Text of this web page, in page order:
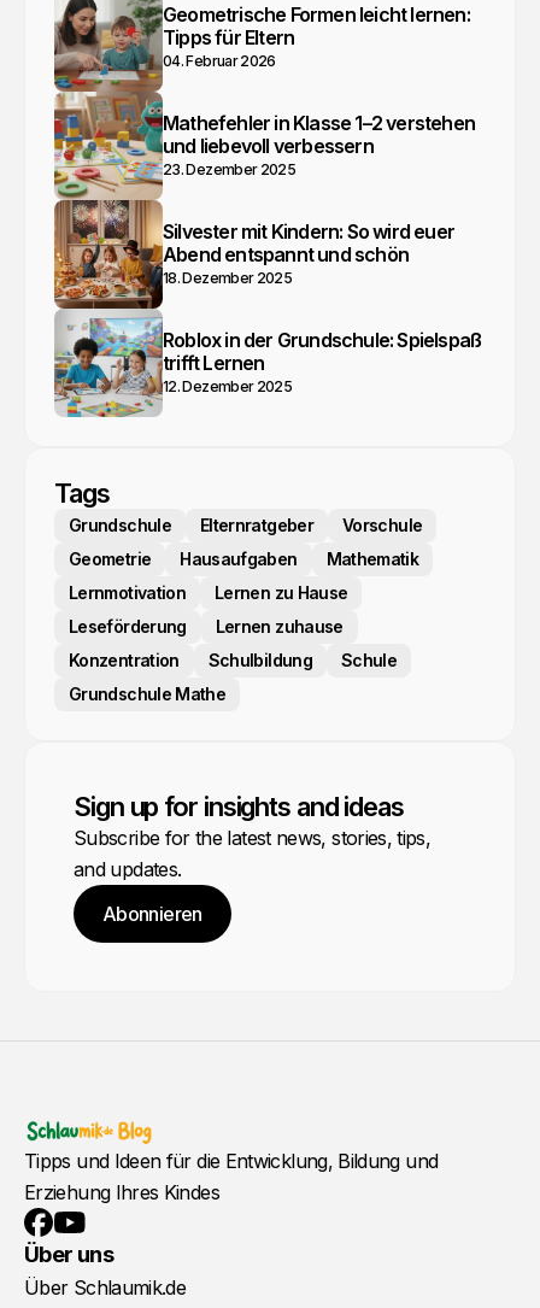
Geometrische Formen leicht lernen:
Tipps für Eltern
04. Februar 2026
Mathefehler in Klasse 1–2 verstehen
und liebevoll verbessern
23. Dezember 2025
Silvester mit Kindern: So wird euer
Abend entspannt und schön
18. Dezember 2025
Roblox in der Grundschule: Spielspaß
trifft Lernen
12. Dezember 2025
Tags
Grundschule Elternratgeber
Vorschule
Geometrie
Hausaufgaben
Mathematik
Lernmotivation
Lernen zu Hause
Leseförderung
Lernen zuhause
Konzentration
Schulbildung
Schule
Grundschule Mathe
Sign up for insights and ideas
Subscribe for the latest news, stories, tips,
and updates.
Abonnieren
Tipps und Ideen für die Entwicklung, Bildung und
Erziehung Ihres Kindes
Facebook
YouTube
Über uns
Über Schlaumik.de